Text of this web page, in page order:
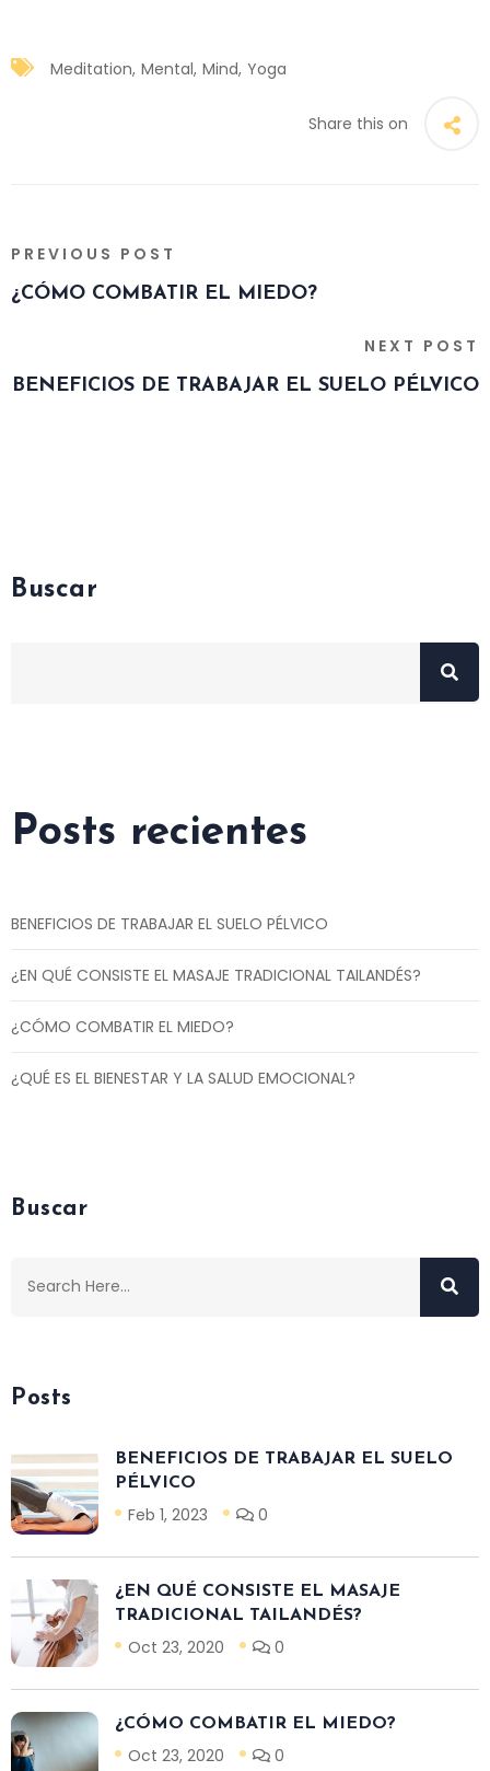
Meditation Mental Mind Yoga
Share this on
PREVIOUS POST
¿CÓMO COMBATIR EL MIEDO?
NEXT POST
BENEFICIOS DE TRABAJAR EL SUELO PÉLVICO
Buscar
Posts recientes
BENEFICIOS DE TRABAJAR EL SUELO PÉLVICO
¿EN QUÉ CONSISTE EL MASAJE TRADICIONAL TAILANDÉS?
¿CÓMO COMBATIR EL MIEDO?
¿QUÉ ES EL BIENESTAR Y LA SALUD EMOCIONAL?
Buscar
Posts
BENEFICIOS DE TRABAJAR EL SUELO
PÉLVICO
Feb 1, 2023 0
¿EN QUÉ CONSISTE EL MASAJE
TRADICIONAL TAILANDÉS?
Oct 23, 2020 0
¿CÓMO COMBATIR EL MIEDO?
Oct 23, 2020 0